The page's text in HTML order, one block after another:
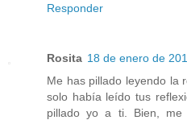
Responder
Rosita 18 de enero de
Me has pillado leyendo la
solo había leído tus
pillado yo a ti. Bien,